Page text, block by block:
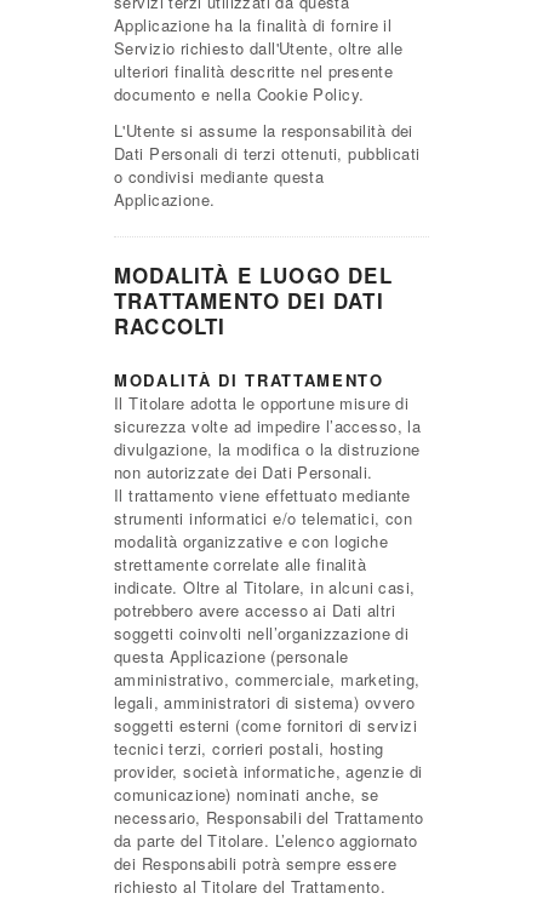
Applicazione ha la finalità di fornire il
Servizio richiesto dall'Utente, oltre alle
ulteriori finalità descritte nel presente
documento e nella Cookie Policy.
L'Utente si assume la responsabilità dei
Dati Personali di terzi ottenuti, pubblicati
o condivisi mediante questa
Applicazione.
MODALITÀ E LUOGO DEL
TRATTAMENTO DEI DATI
RACCOLTI
MODALITÀ DI TRATTAMENTO
Il Titolare adotta le opportune misure di
sicurezza volte ad impedire l’accesso, la
divulgazione, la modifica o la distruzione
non autorizzate dei Dati Personali.
Il trattamento viene effettuato mediante
strumenti informatici e/o telematici, con
modalità organizzative e con logiche
strettamente correlate alle finalità
indicate. Oltre al Titolare, in alcuni casi,
potrebbero avere accesso ai Dati altri
soggetti coinvolti nell’organizzazione di
questa Applicazione (personale
amministrativo, commerciale, marketing,
legali, amministratori di sistema) ovvero
soggetti esterni (come fornitori di servizi
tecnici terzi, corrieri postali, hosting
provider, società informatiche, agenzie di
comunicazione) nominati anche, se
necessario, Responsabili del Trattamento
da parte del Titolare. L’elenco aggiornato
dei Responsabili potrà sempre essere
richiesto al Titolare del Trattamento.